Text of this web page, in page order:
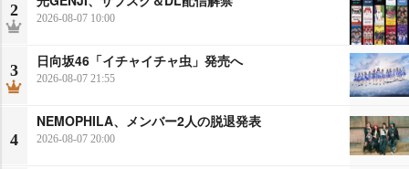
2 2026-08-07 10:00
3
日向坂46「イチャイチャ虫」発売へ
2026-08-07 21:55
4
NEMOPHILA、メンバー2人の脱退発表
2026-08-07 20:00